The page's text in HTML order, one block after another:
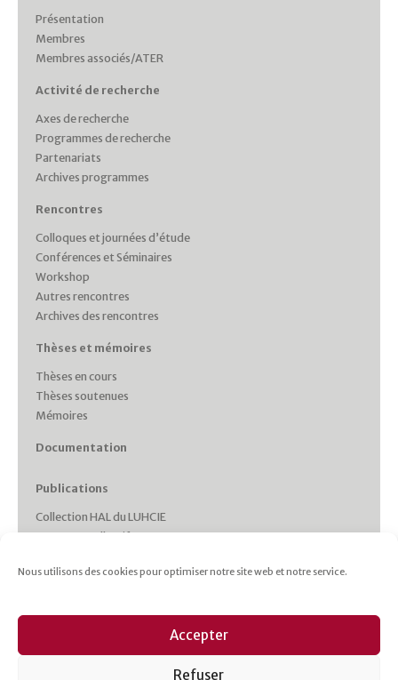
Nous utilisons des cookies pour optimiser notre site web et notre service.
Accepter
Refuser
Présentation
Membres
Membres associés/ATER
Activité de recherche
Axes de recherche
Programmes de recherche
Partenariats
Archives programmes
Rencontres
Colloques et journées d’étude
Conférences et Séminaires
Workshop
Autres rencontres
Archives des rencontres
Thèses et mémoires
Thèses en cours
Thèses soutenues
Mémoires
Documentation
Publications
Collection HAL du LUHCIE
Ouvrages collectifs
Working Papers
Italie plurielle
Cahiers d’études italiennes
Les cahiers du CRHIPA